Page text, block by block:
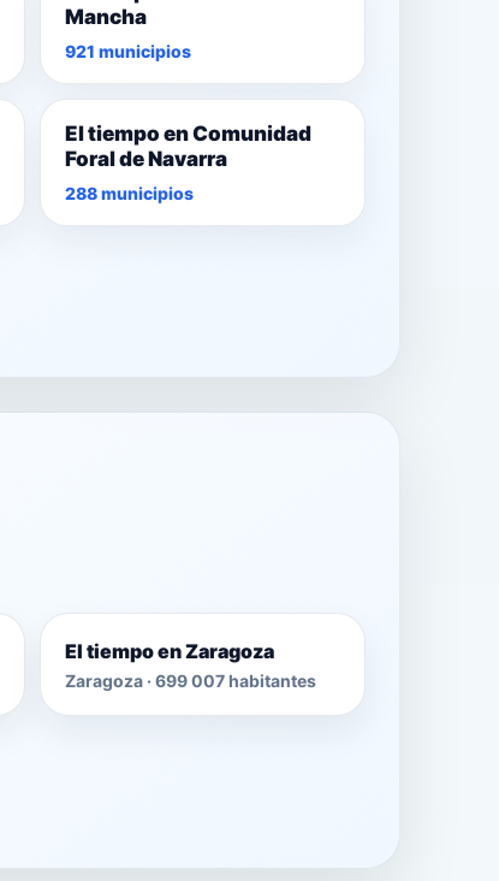
Mancha
921 municipios
El tiempo en Comunidad
Foral de Navarra
288 municipios
El tiempo en Zaragoza
Zaragoza · 699 007 habitantes